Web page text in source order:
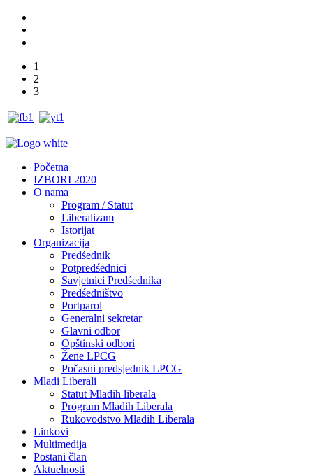
1
2
3
Početna
IZBORI 2020
O nama
Program / Statut
Liberalizam
Istorijat
Organizacija
Predśednik
Potpredśednici
Savjetnici Predśednika
Predśedništvo
Portparol
Generalni sekretar
Glavni odbor
Opštinski odbori
Žene LPCG
Počasni predsjednik LPCG
Mladi Liberali
Statut Mladih liberala
Program Mladih Liberala
Rukovodstvo Mladih Liberala
Linkovi
Multimedija
Postani član
Aktuelnosti